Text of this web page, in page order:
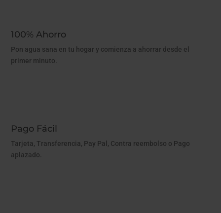
100% Ahorro
Pon agua sana en tu hogar y comienza a ahorrar desde el
primer minuto.
Pago Fácil
Tarjeta, Transferencia, Pay Pal, Contra reembolso o Pago
aplazado.